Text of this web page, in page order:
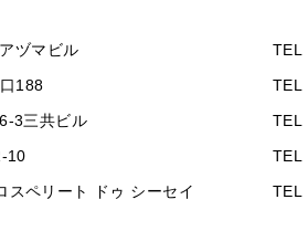
ヅマビル TEL
188 TEL
3三共ビル TEL
10 TEL
スペリート ドゥ シーセイ TEL